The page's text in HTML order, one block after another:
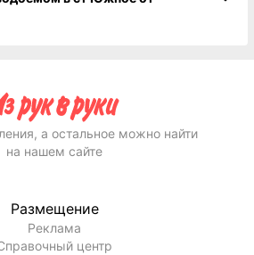
а остальное можно найти
на нашем сайте
Размещение
Реклама
центр